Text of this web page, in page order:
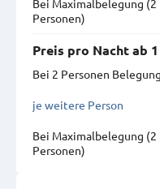
Bei Maximal­belegung (2
Personen)
Preis pro Nacht ab
Bei 2 Personen Belegung
je weitere Person
Bei Maximal­belegung (2
Personen)